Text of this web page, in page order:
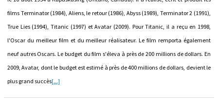
films Terminator (1984), Aliens, le retour (1986), Abyss (1989), Terminator 2 (1991),
True Lies (1994), Titanic (1997) et Avatar (2009). Pour Titanic, il a reçu en 1998,
l'Oscar du meilleur film et du meilleur réalisateur. Le film remporta également
neuf autres Oscars. Le budget du film s'éleva à près de 200 millions de dollars. En
2009, Avatar, dont le budget est estimé à près de 400 millions de dollars, devient le
plus grand succès[...]